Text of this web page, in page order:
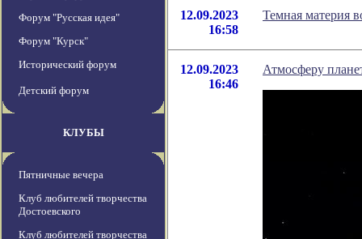
Форум "Русская идея"
Форум "Курск"
Исторический форум
Детский форум
КЛУБЫ
Пятничные вечера
Клуб любителей творчества
Достоевского
Клуб любителей творчества
12.09.2023
16:58
Темная материя
12.09.2023
16:46
Атмосферу